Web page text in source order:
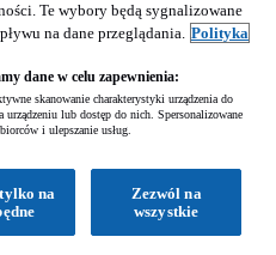
Te wybory będą sygnalizowane
na dane przeglądania. Polityka
dane w celu zapewnienia:
skanowanie charakterystyki urządzenia do
lub dostęp do nich. Spersonalizowane
i ulepszanie usług.
Zezwól na
wszystkie
na